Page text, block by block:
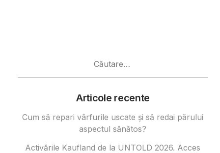
Articole recente
Cum să repari vârfurile uscate și să redai părului
aspectul sănătos?
Activările Kaufland de la UNTOLD 2026. Acces